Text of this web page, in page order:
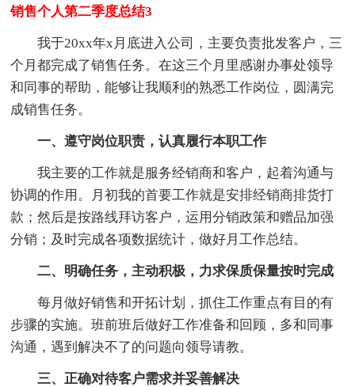
销售个人第二季度总结3
我于20xx年x月底进入公司，主要负责批发客户，三
个月都完成了销售任务。在这三个月里感谢办事处领导
和同事的帮助，能够让我顺利的熟悉工作岗位，圆满完
成销售任务。
一、遵守岗位职责，认真履行本职工作
我主要的工作就是服务经销商和客户，起着沟通与
协调的作用。月初我的首要工作就是安排经销商排货打
款；然后是按路线拜访客户，运用分销政策和赠品加强
分销；及时完成各项数据统计，做好月工作总结。
二、明确任务，主动积极，力求保质保量按时完成
每月做好销售和开拓计划，抓住工作重点有目的有
步骤的实施。班前班后做好工作准备和回顾，多和同事
沟通，遇到解决不了的问题向领导请教。
三、正确对待客户需求并妥善解决